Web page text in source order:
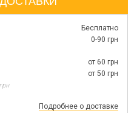
Бесплатно
0-90 грн
от 60 грн
от 50 грн
Подробнее о доставке